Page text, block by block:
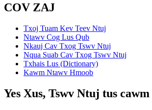
COV ZAJ
Txoj Tuam Kev Teev Ntuj
Ntawv Cog Lus Qub
Nkauj Cav Txog Tswv Ntuj
Nqua Suab Cav Txog Tswv Ntuj
Txhais Lus (Dictionary)
Kawm Ntawv Hmoob
Yes Xus, Tswv Ntuj tus cawm